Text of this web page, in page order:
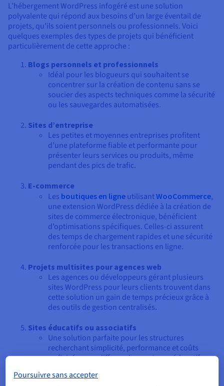
L’hébergement WordPress infogéré est une solution
polyvalente qui répond aux besoins d’un large éventail de
projets, qu’ils soient personnels ou professionnels. Voici
quelques exemples des types de projets qui bénéficient
particulièrement de cette approche :
Blogs personnels et professionnels
Idéal pour les blogueurs qui souhaitent se
concentrer sur la création de contenu sans se
soucier des aspects techniques comme la sécurité
ou les sauvegardes automatisées.
Sites d’entreprise
Les petites et moyennes entreprises profitent
d’une plateforme fiable et performante pour
présenter leurs services ou produits, même
pendant des pics de trafic.
E-commerce
Les boutiques en ligne utilisantWooCommerce,
une extension WordPress dédiée à la création de
sites de commerce électronique, bénéficient
d’optimisations spécifiques. Celles-ci assurent
des temps de chargement rapides et une sécurité
renforcée pour les transactions en ligne.
Projets multisites pour agences web
Les agences ou développeurs gérant plusieurs
sites WordPress pour leurs clients trouvent dans
cette solution un gain de temps précieux grâce à
des outils de gestion centralisés.
Sites éducatifs ou associatifs
Une solution parfaite pour les structures
recherchant simplicité, performance et coûts
maîtrisés pour diffuser des contenus éducatifs ou
Poursuivre sans accepter